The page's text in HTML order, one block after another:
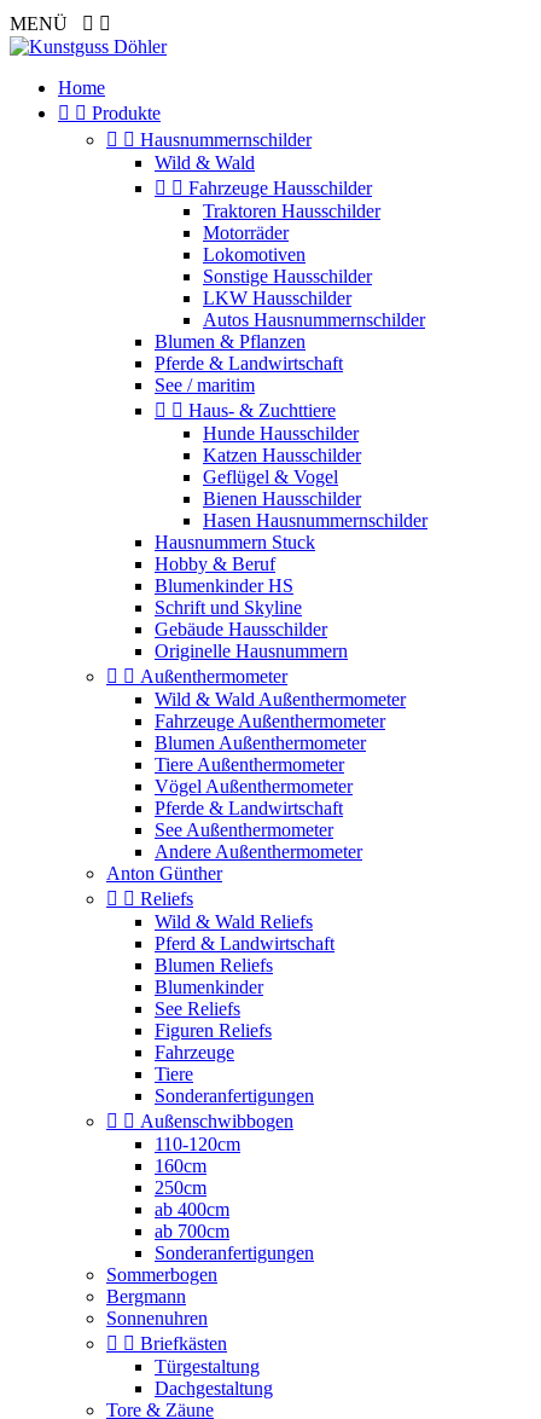
MENÜ  
Home
  Produkte
  Hausnummernschilder
Wild & Wald
  Fahrzeuge Hausschilder
Traktoren Hausschilder
Motorräder
Lokomotiven
Sonstige Hausschilder
LKW Hausschilder
Autos Hausnummernschilder
Blumen & Pflanzen
Pferde & Landwirtschaft
See / maritim
  Haus- & Zuchttiere
Hunde Hausschilder
Katzen Hausschilder
Geflügel & Vogel
Bienen Hausschilder
Hasen Hausnummernschilder
Hausnummern Stuck
Hobby & Beruf
Blumenkinder HS
Schrift und Skyline
Gebäude Hausschilder
Originelle Hausnummern
  Außenthermometer
Wild & Wald Außenthermometer
Fahrzeuge Außenthermometer
Blumen Außenthermometer
Tiere Außenthermometer
Vögel Außenthermometer
Pferde & Landwirtschaft
See Außenthermometer
Andere Außenthermometer
Anton Günther
  Reliefs
Wild & Wald Reliefs
Pferd & Landwirtschaft
Blumen Reliefs
Blumenkinder
See Reliefs
Figuren Reliefs
Fahrzeuge
Tiere
Sonderanfertigungen
  Außenschwibbogen
110-120cm
160cm
250cm
ab 400cm
ab 700cm
Sonderanfertigungen
Sommerbogen
Bergmann
Sonnenuhren
  Briefkästen
Türgestaltung
Dachgestaltung
Tore & Zäune